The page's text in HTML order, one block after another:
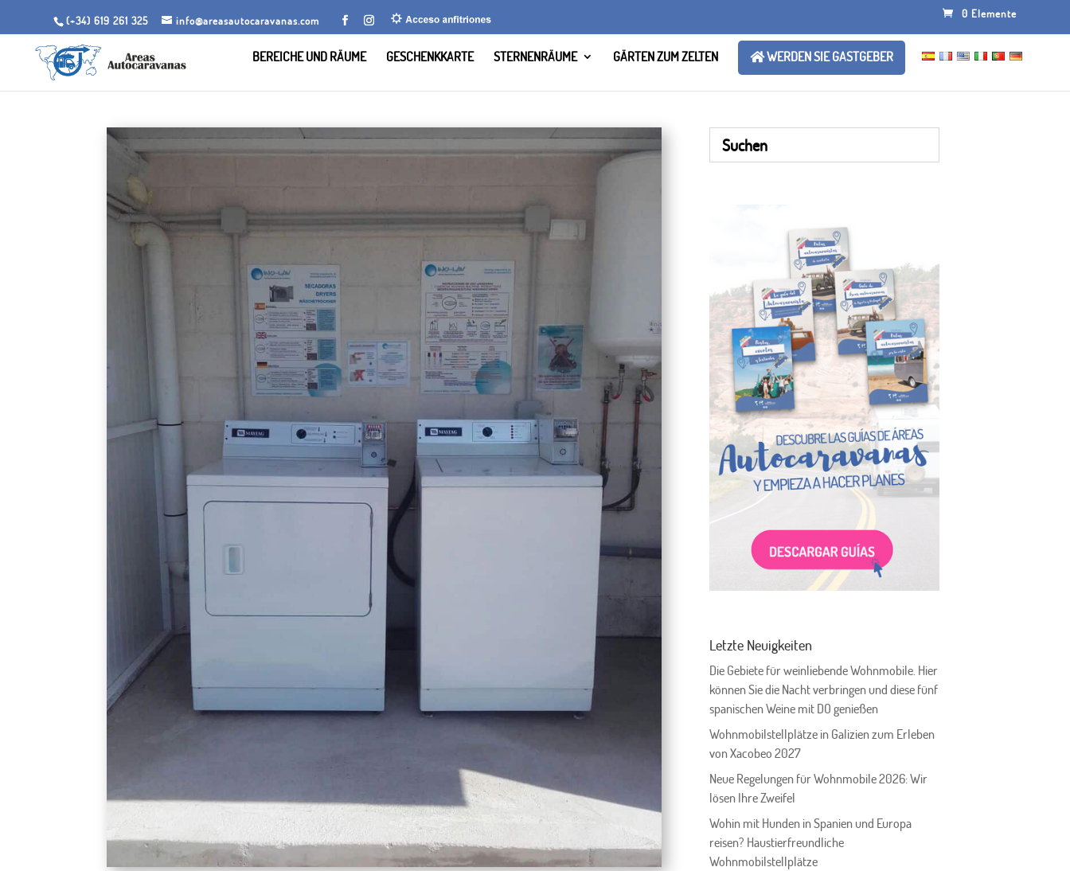
(+34) 619 261 325 info@areasautocaravanas.com
0 Elemente
BEREICHE UND RÄUME GESCHENKKARTE STERNENRÄUME GÄRTEN ZUM ZELTEN WERDEN SIE GASTGEBER
Letzte Neuigkeiten
Die Gebiete für weinliebende Wohnmobile. Hier
können Sie die Nacht verbringen und diese fünf
spanischen Weine mit DO genießen
Wohnmobilstellplätze in Galizien zum Erleben
von Xacobeo 2027
Neue Regelungen für Wohnmobile 2026: Wir
lösen Ihre Zweifel
Wohin mit Hunden in Spanien und Europa
reisen? Haustierfreundliche
Wohnmobilstellplätze